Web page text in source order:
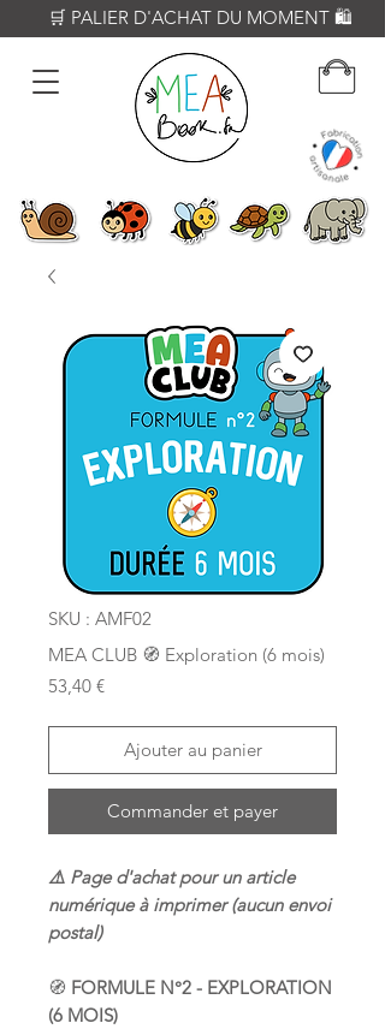
🛒 PALIER D'ACHAT DU MOMENT 🛍️
SKU : AMF02
MEA CLUB 🧭 Exploration (6 mois)
53,40 €Prix
Ajouter au panier
Commander et payer
⚠️ Page d'achat pour un article
numérique à imprimer (aucun envoi
postal)
🧭 FORMULE N°2 - EXPLORATION
(6 MOIS)